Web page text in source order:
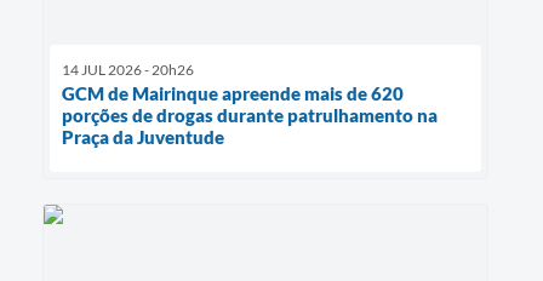
14 JUL 2026 - 20h26
GCM de Mairinque apreende mais de 620
porções de drogas durante patrulhamento na
Praça da Juventude